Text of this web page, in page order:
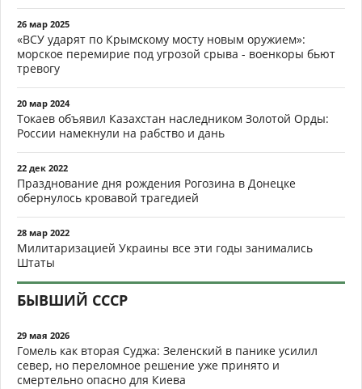
26 мар 2025
«ВСУ ударят по Крымскому мосту новым оружием»:
морское перемирие под угрозой срыва - военкоры бьют
тревогу
20 мар 2024
Токаев объявил Казахстан наследником Золотой Орды:
России намекнули на рабство и дань
22 дек 2022
Празднование дня рождения Рогозина в Донецке
обернулось кровавой трагедией
28 мар 2022
Милитаризацией Украины все эти годы занимались
Штаты
БЫВШИЙ СССР
29 мая 2026
Гомель как вторая Суджа: Зеленский в панике усилил
север, но переломное решение уже принято и
смертельно опасно для Киева